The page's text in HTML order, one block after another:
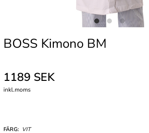
BOSS Kimono BM
1189 SEK
inkl.moms
FÄRG: VIT